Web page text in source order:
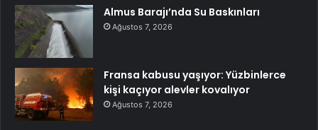
Almus Barajı’nda Su Baskınları
Ağustos 7, 2026
Fransa kabusu yaşıyor: Yüzbinlerce
kişi kaçıyor alevler kovalıyor
Ağustos 7, 2026